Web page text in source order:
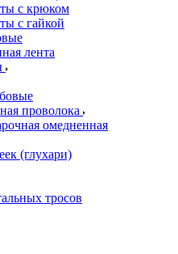
с крюком
с гайкой
лента
проволока
омедненная
(глухари)
тросов